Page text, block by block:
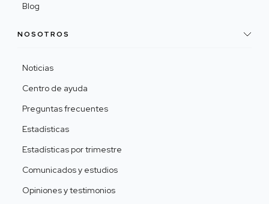
Blog
NOSOTROS
Noticias
Centro de ayuda
Preguntas frecuentes
Estadísticas
Estadísticas por trimestre
Comunicados y estudios
Opiniones y testimonios